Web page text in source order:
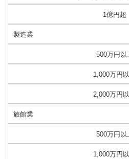
1億円超
製造業
500万円以
1,000万円
2,000万円
旅館業
500万円以
1,000万円